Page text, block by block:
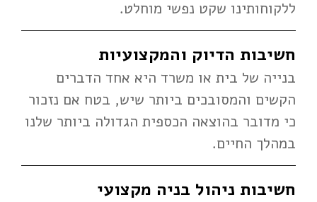
ללקוחותינו שקט נפשי מוחלט.
חשיבות הדיוק והמקצועיות
בנייה של בית או משרד היא אחד הדברים
הקשים והמסובכים ביותר שיש, בטח אם נזכור
כי מדובר בהוצאה הכספית הגדולה ביותר שלנו
במהלך החיים.
חשיבות ניהול בניה מקצועי